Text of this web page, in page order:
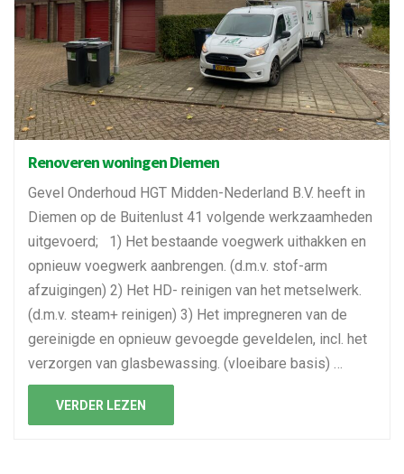
Renoveren woningen Diemen
Gevel Onderhoud HGT Midden-Nederland B.V. heeft in
Diemen op de Buitenlust 41 volgende werkzaamheden
uitgevoerd; 1) Het bestaande voegwerk uithakken en
opnieuw voegwerk aanbrengen. (d.m.v. stof-arm
afzuigingen) 2) Het HD- reinigen van het metselwerk.
(d.m.v. steam+ reinigen) 3) Het impregneren van de
gereinigde en opnieuw gevoegde geveldelen, incl. het
verzorgen van glasbewassing. (vloeibare basis) …
VERDER LEZEN